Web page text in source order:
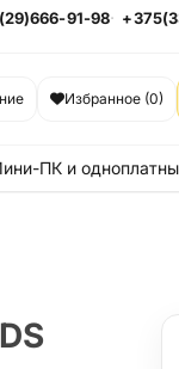
91-98
Избранное (0)
ПК и